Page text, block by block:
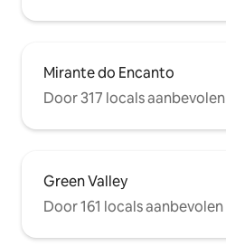
Mirante do Encanto
Door 317 locals aanbevolen
Green Valley
Door 161 locals aanbevolen